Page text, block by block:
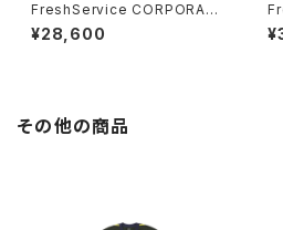
FreshService CORPORATE
DENIM ENGINEER JACKET
(ONE WASH)
¥28,600
G
その他の商品